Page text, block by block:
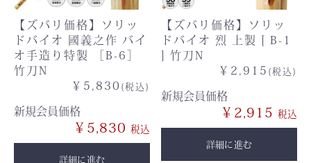
【ズバリ価格】ソリッ
ドバイオ 國義之作 バイ
オ手造り特製 ［B-6］
竹刀N
￥5,830 (税込)
新規会員価格
￥5,830
詳細に進む
【ズバリ価格】ソリッ
ドバイオ 烈 上製 [ B-1
] 竹刀N
￥2,915 (税込)
新規会員価格
￥2,915
詳細に進む